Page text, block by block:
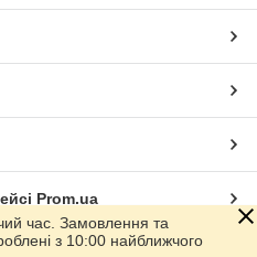
Prom.ua
час. Замовлення та
з 10:00 найближчого